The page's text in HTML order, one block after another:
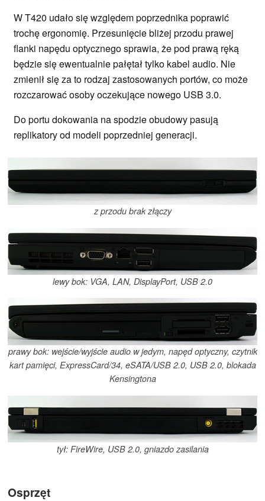
W T420 udało się względem poprzednika poprawić
trochę ergonomię. Przesunięcie bliżej przodu prawej
flanki napędu optycznego sprawia, że pod prawą ręką
będzie się ewentualnie pałętał tylko kabel audio. Nie
zmienił się za to rodzaj zastosowanych portów, co może
rozczarować osoby oczekujące nowego USB 3.0.
Do portu dokowania na spodzie obudowy pasują
replikatory od modeli poprzedniej generacji.
z przodu brak złączy
lewy bok: VGA, LAN, DisplayPort, USB 2.0
prawy bok: wejście/wyjście audio w jedym, napęd optyczny, czytnik
kart pamięci, ExpressCard/34, eSATA/USB 2.0, USB 2.0, blokada
Kensingtona
tył: FireWire, USB 2.0, gniazdo zasilania
Osprzęt